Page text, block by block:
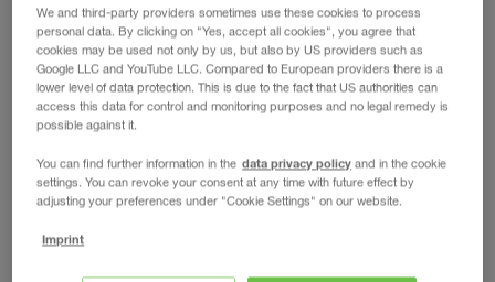
We and third-party providers sometimes use these cookies to process
personal data. By clicking on "Yes, accept all cookies", you agree that
cookies may be used not only by us, but also by US providers such as
Google LLC and YouTube LLC. Compared to European providers there is a
lower level of data protection. This is due to the fact that US authorities can
access this data for control and monitoring purposes and no legal remedy is
possible against it.
You can find further information in the data privacy policy and in the cookie
settings. You can revoke your consent at any time with future effect by
adjusting your preferences under "Cookie Settings" on our website.
Imprint